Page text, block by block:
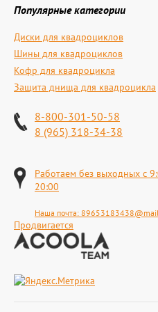
Популярные категории
Диски для квадроциклов
Шины для квадроциклов
Кофр для квадроцикла
Защита днища для квадроцикла
8-800-301-50-58
8 (965) 318-34-38
Работаем без выходных с
20:00
Наша почта:
Продвигается